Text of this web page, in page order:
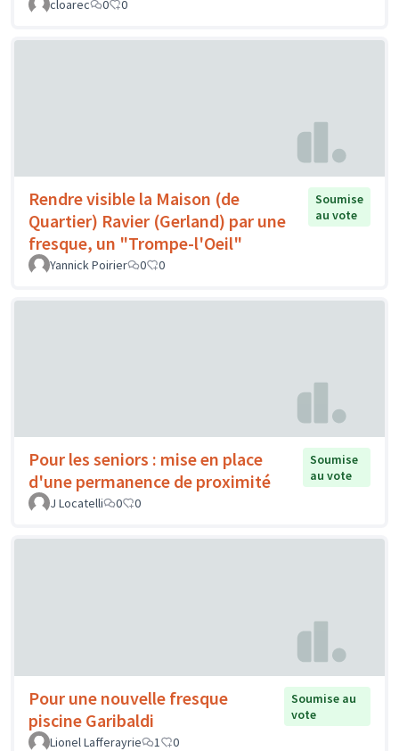
cloarec 0 0
Rendre visible la Maison (de
Quartier) Ravier (Gerland) par une
fresque, un "Trompe-l'Oeil"
Soumise
au vote
Yannick Poirier 0 0
Pour les seniors : mise en place
d'une permanence de proximité
Soumise
au vote
J Locatelli
0 0
Pour une nouvelle fresque
piscine Garibaldi
Soumise au
vote
Lionel Lafferayrie
1 0